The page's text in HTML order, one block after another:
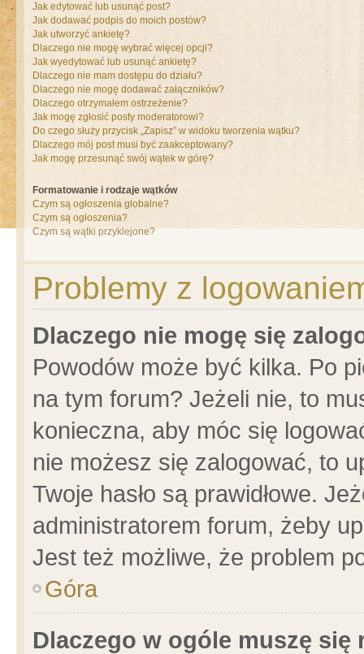
Jak edytować lub usunąć post?
Jak dodawać podpis do moich postów?
Jak utworzyć ankietę?
Dlaczego nie mogę wybrać więcej opcji?
Jak wyedytować lub usunąć ankietę?
Dlaczego nie mam dostępu do działu?
Dlaczego nie mogę dodawać załączników?
Dlaczego otrzymałem ostrzeżenie?
Jak mogę zgłosić posty moderatorowi?
Do czego służy przycisk „Zapisz” w widoku tworzenia wątku?
Dlaczego mój post musi być zaakceptowany?
Jak mogę przesunąć swój wątek w górę?
Formatowanie i rodzaje wątków
Czym są ogłoszenia globalne?
Czym są ogłoszenia?
Czym są wątki przyklejone?
Problemy z
Dlaczego nie mogę się
Powodów może być kilka. Po
na tym forum? Jeżeli nie, to
konieczna, aby móc się
nie możesz się zalogować, to
Twoje hasło są prawidłowe.
administratorem forum, żeby
Jest też możliwe, że problem
Góra
Dlaczego w ogóle muszę się